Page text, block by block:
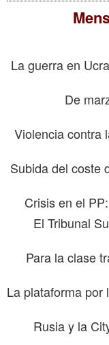
La guerra en
8 De
Violencia contra
Subida del coste
El Tribunal
Para la clase
La plataforma por
Rusia y la